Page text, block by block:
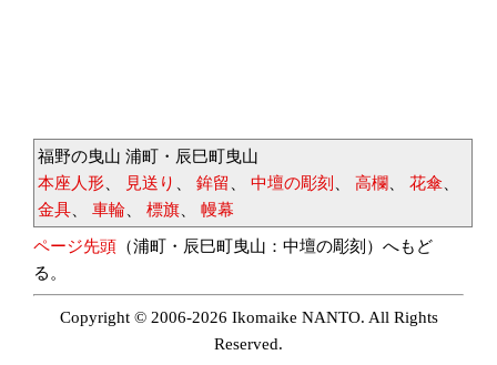
福野の曳山 浦町・辰巳町曳山
本座人形
見送り 鉾留 中壇の彫刻 高欄 花傘
金具
車輪 標旗 幔幕
ページ先頭 （浦町・辰巳町曳山：中壇の彫刻）へもど
る。
Copyright © 2006-2026 Ikomaike NANTO. All Rights
Reserved.